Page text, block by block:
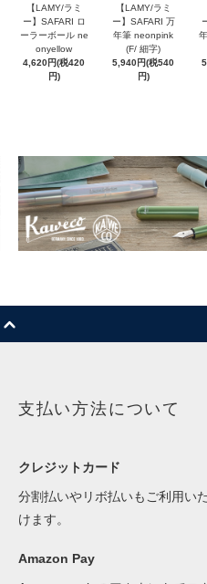
【LAMY/ラミ
ー】SAFARI ロ
ーラーボール ne
onyellow
4,620円(税420
円)
【LAMY/ラミ
ー】SAFARI 万
年筆 neonpink
(F/ 細字)
5,940円(税540
円)
支払い方法について
クレジットカード
分割払いやリボ払いもご利用い
けます。
Amazon Pay